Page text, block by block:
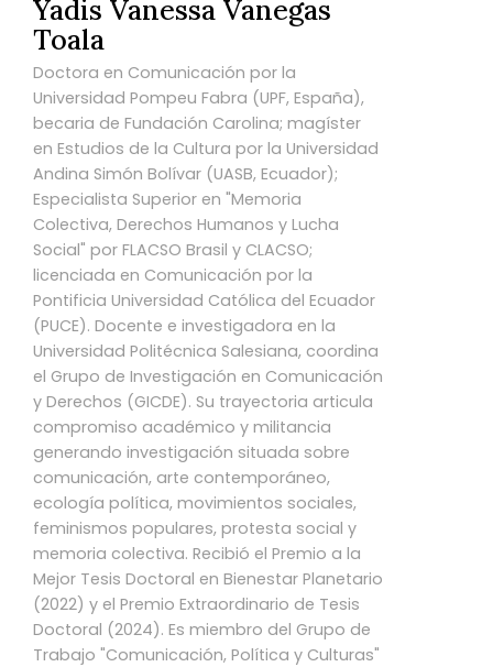
Yadis Vanessa Vanegas
Toala
Doctora en Comunicación por la
Universidad Pompeu Fabra (UPF, España),
becaria de Fundación Carolina; magíster
en Estudios de la Cultura por la Universidad
Andina Simón Bolívar (UASB, Ecuador);
Especialista Superior en "Memoria
Colectiva, Derechos Humanos y Lucha
Social" por FLACSO Brasil y CLACSO;
licenciada en Comunicación por la
Pontificia Universidad Católica del Ecuador
(PUCE). Docente e investigadora en la
Universidad Politécnica Salesiana, coordina
el Grupo de Investigación en Comunicación
y Derechos (GICDE). Su trayectoria articula
compromiso académico y militancia
generando investigación situada sobre
comunicación, arte contemporáneo,
ecología política, movimientos sociales,
feminismos populares, protesta social y
memoria colectiva. Recibió el Premio a la
Mejor Tesis Doctoral en Bienestar Planetario
(2022) y el Premio Extraordinario de Tesis
Doctoral (2024). Es miembro del Grupo de
Trabajo "Comunicación, Política y Culturas"